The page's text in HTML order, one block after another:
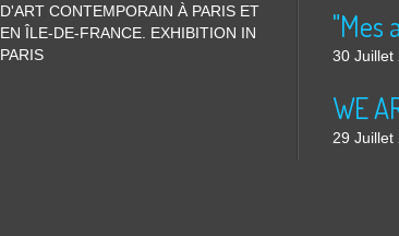
D'ART CONTEMPORAIN À PARIS ET
EN ÎLE-DE-FRANCE. EXHIBITION IN
PARIS
"Mes
30 Juillet
WE
29 Juillet